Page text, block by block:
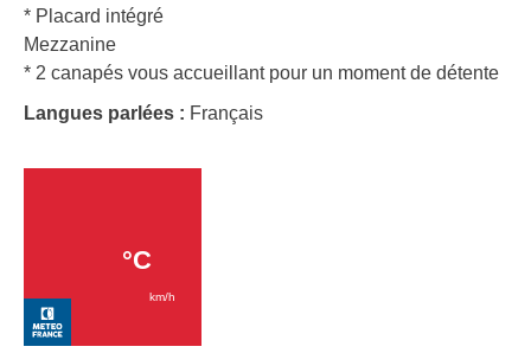
* Placard intégré
Mezzanine
* 2 canapés vous accueillant pour un moment de détente
Langues parlées : Français